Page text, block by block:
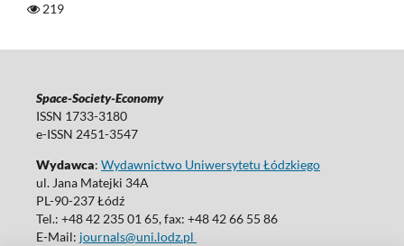
219
Space-Society-Economy
ISSN 1733-3180
e-ISSN 2451-3547
Wydawca: Wydawnictwo Uniwersytetu Łódzkiego
ul. Jana Matejki 34A
PL-90-237 Łódź
Tel.: +48 42 235 01 65, fax: +48 42 66 55 86
E-Mail: journals@uni.lodz.pl